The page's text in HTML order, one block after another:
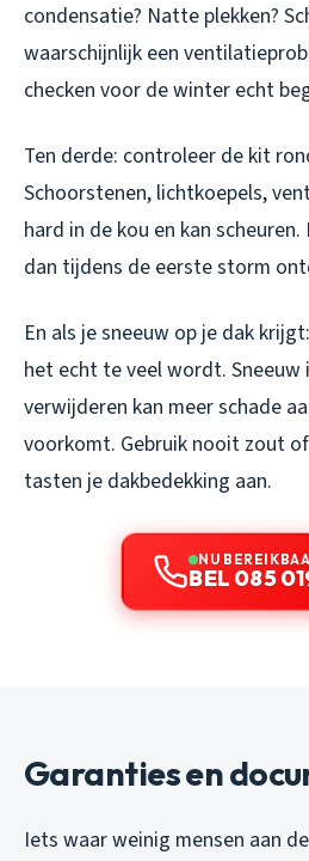
condensatie? Natte plekken?
waarschijnlijk een
checken voor de winter echt
Ten derde: controleer de kit
Schoorstenen, lichtkoepels,
hard in de kou en kan
dan tijdens de eerste storm
En als je sneeuw op je dak
het echt te veel wordt. Sneeuw
verwijderen kan meer schade
voorkomt. Gebruik nooit zout
tasten je dakbedekking aan.
NU
BEL 085
Garanties en
Iets waar weinig mensen aan